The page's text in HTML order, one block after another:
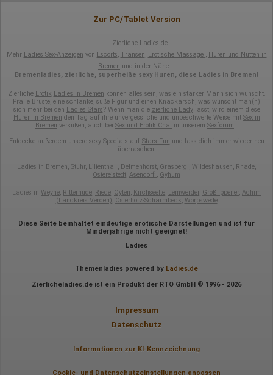
Zur PC/Tablet Version
Zierliche Ladies.de
Mehr Ladies Sex-Anzeigen von Escorts, Transen, Erotische Massage , Huren und Nutten in
Bremen und in der Nähe
Bremenladies, zierliche, superheiße sexy Huren, diese Ladies in Bremen!
Zierliche Erotik Ladies in Bremen können alles sein, was ein starker Mann sich wünscht.
Pralle Brüste, eine schlanke, süße Figur und einen Knackarsch, was wünscht man(n)
sich mehr bei den Ladies Stars? Wenn man die zierliche Ladylässt, wird einem diese
Huren in Bremen den Tag auf ihre unvergessliche und unbeschwerte Weise mit Sex in
Bremen versüßen, auch bei Sex und Erotik Chat in unserem Sexforum.
Entdecke außerdem unsere sexy Specials auf Stars-Fun und lass dich immer wieder neu
überraschen!
Ladies in Bremen, Stuhr, Lilienthal , Delmenhorst, Grasberg , Wildeshausen, Rhade,
Ostereistedt, Asendorf , Gyhum
Ladies in Weyhe, Ritterhude, Riede, Oyten, Kirchseelte, Lemwerder, Groß Ippener, Achim
(Landkreis Verden), Osterholz-Scharmbeck, Worpswede
Diese Seite beinhaltet eindeutige erotische Darstellungen und ist für
Minderjährige nicht geeignet!
Ladies
Themenladies powered by Ladies.de
Zierlicheladies.de ist ein Produkt der RTO GmbH © 1996 - 2026
Impressum
Datenschutz
Informationen zur KI-Kennzeichnung
Cookie- und Datenschutzeinstellungen anpassen